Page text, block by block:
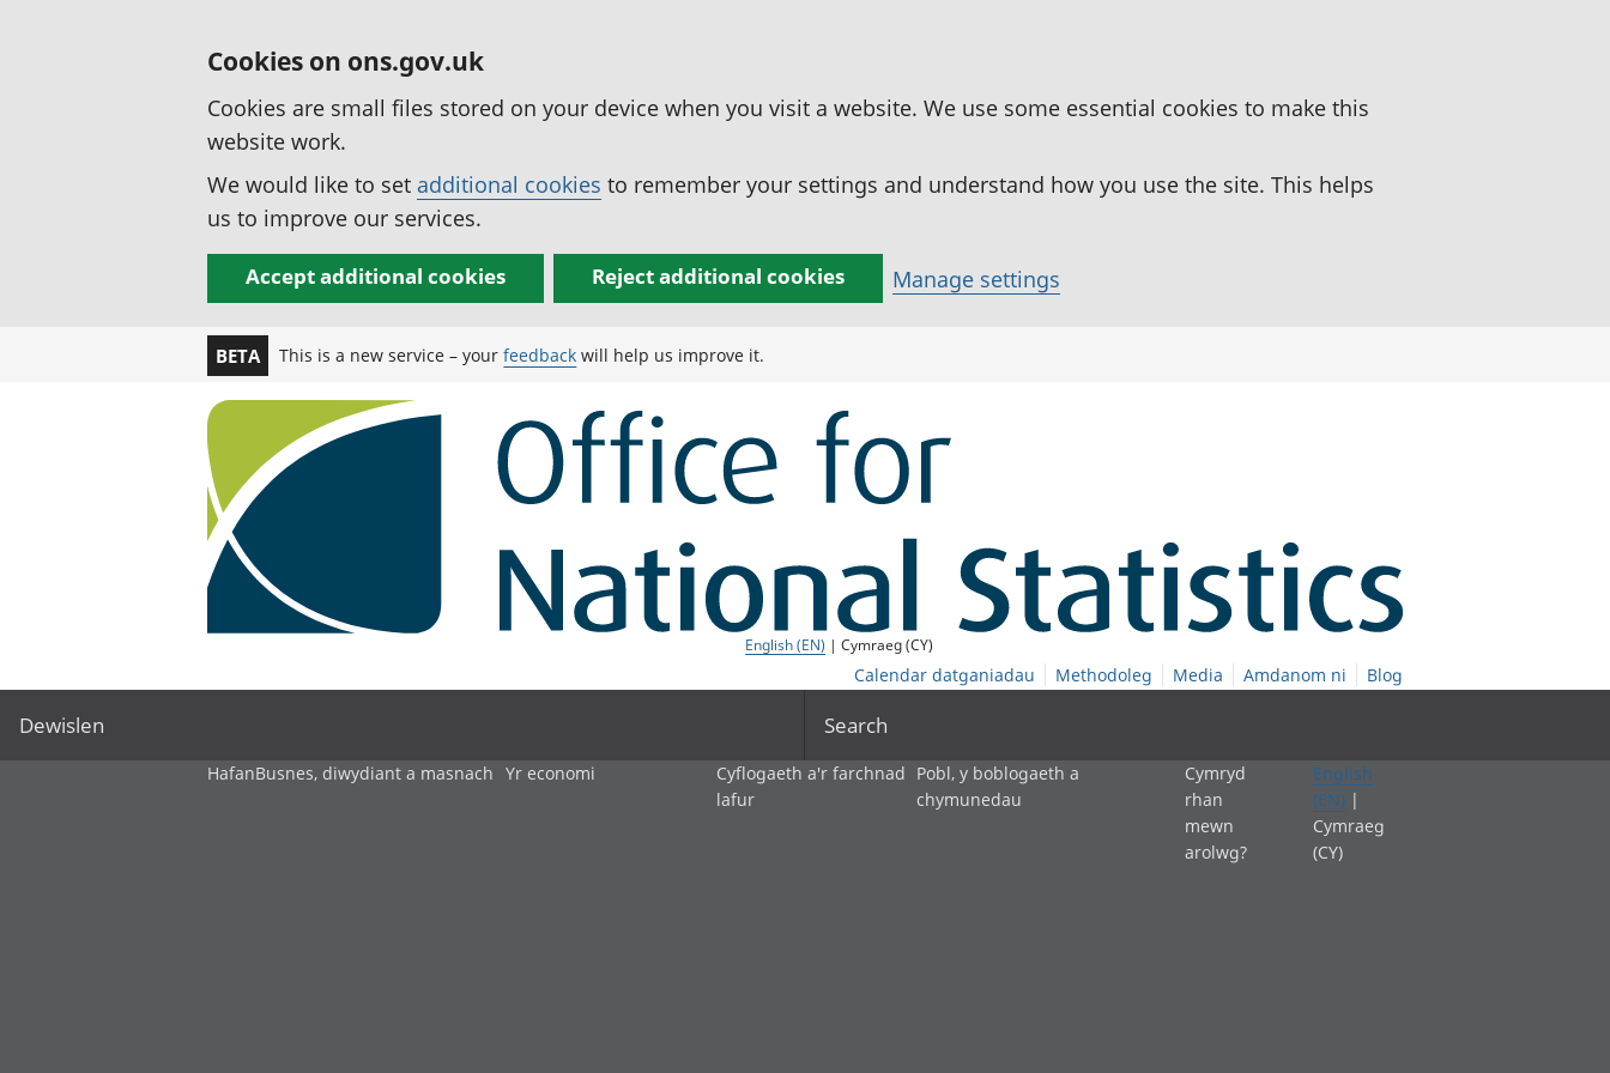
Cookies on ons.gov.uk
Cookies are small files stored on your device when you visit a website. We use some essential cookies to make this
website work.
We would like to set additional cookies to remember your settings and understand how you use the site. This helps
us to improve our services.
Accept additional cookies Reject additional cookies Manage settings
BETA This is a new service – yourfeedback will help us improve it.
English (EN) | Cymraeg (CY)
Calendar datganiadau Methodoleg Media Amdanom ni Blog
Dewislen Search
HafanBusnes, diwydiant a masnach Yr economi
Cyflogaeth a'r farchnad
lafur
Pobl, y boblogaeth a
chymunedau
Cymryd
rhan
mewn
arolwg?
English
(EN) |
Cymraeg
(CY)